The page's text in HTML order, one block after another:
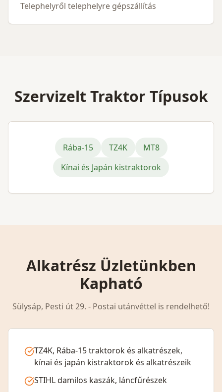
Telephelyről telephelyre gépszállítás
Szervizelt Traktor Típusok
Rába-15 TZ4K
MT8
Kínai és Japán kistraktorok
Alkatrész Üzletünkben
Kapható
Sülysáp, Pesti út 29. - Postai utánvéttel is rendelhető!
TZ4K, Rába-15 traktorok és alkatrészek,
kínai és japán kistraktorok és alkatrészeik
STIHL damilos kaszák, láncfűrészek